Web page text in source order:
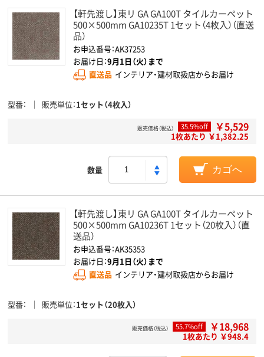
【軒先渡し】東リ GA GA100T タイルカーペット
500×500mm GA10235T 1セット（4枚入）（直送
品）
お申込番号：AK37253
お届け日：9月1日（火）まで
直送品 インテリア・建材取扱店からお届け
型番 販売単位 1セット（4枚入）
販売価格（税込） 35.5%off ￥5,529
1枚あたり ￥1,382.25
数量 カゴへ
【軒先渡し】東リ GA GA100T タイルカーペット
500×500mm GA10236T 1セット（20枚入）（直
送品）
お申込番号：AK35353
お届け日：9月1日（火）まで
直送品 インテリア・建材取扱店からお届け
型番 販売単位 1セット（20枚入）
販売価格（税込） 55.7%off ￥18,968
1枚あたり ￥948.4